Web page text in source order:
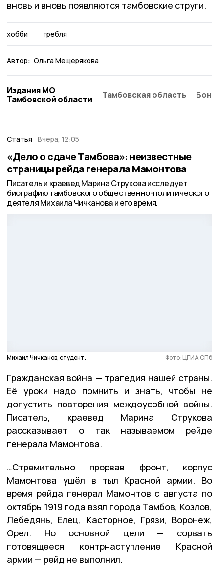
вновь и вновь появляются тамбовские струги.
хобби гребля
Автор: Ольга Мещерякова
Издания МО
Тамбовской области
Тамбовская область
Статья Вчера, 12:05
«Дело о сдаче Тамбова»: неизвестные
страницы рейда генерала Мамонтова
Писатель и краевед Марина Струкова исследует
биографию тамбовского общественно-политического
деятеля Михаила Чичканова и его время.
Михаил Чичканов, студент. Фото: ЦГИА СПб
Гражданская война — трагедия нашей страны.
Её уроки надо помнить и знать, чтобы не
допустить повторения междоусобной войны.
Писатель, краевед Марина Струкова
рассказывает о так называемом рейде
генерала Мамонтова.
…Стремительно прорвав фронт, корпус
Мамонтова ушёл в тыл Красной армии. Во
время рейда генерал Мамонтов с августа по
октябрь 1919 года взял города Тамбов, Козлов,
Лебедянь, Елец, Касторное, Грязи, Воронеж,
Орел. Но основной цели — сорвать
готовящееся контрнаступление Красной
армии — рейд не выполнил.